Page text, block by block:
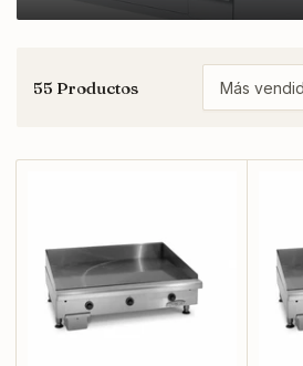
r
e
r
55 Productos